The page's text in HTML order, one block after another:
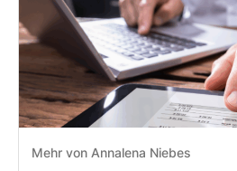
Mehr von Annalena Niebes